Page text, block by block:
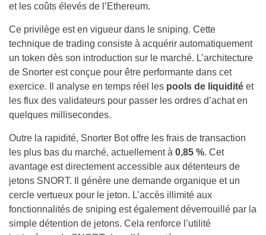
et les coûts élevés de l’Ethereum.
Ce privilège est en vigueur dans le sniping. Cette
technique de trading consiste à acquérir automatiquement
un token dès son introduction sur le marché. L’architecture
de Snorter est conçue pour être performante dans cet
exercice. Il analyse en temps réel les pools de liquidité et
les flux des validateurs pour passer les ordres d’achat en
quelques millisecondes.
Outre la rapidité, Snorter Bot offre les frais de transaction
les plus bas du marché, actuellement à 0,85 %. Cet
avantage est directement accessible aux détenteurs de
jetons SNORT. Il génère une demande organique et un
cercle vertueux pour le jeton. L’accès illimité aux
fonctionnalités de sniping est également déverrouillé par la
simple détention de jetons. Cela renforce l’utilité